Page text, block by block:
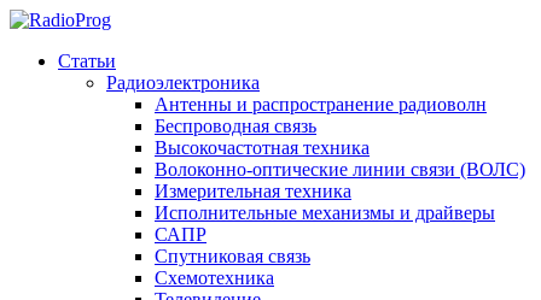
Статьи
Радиоэлектроника
Антенны и распространение радиоволн
Беспроводная связь
Высокочастотная техника
Волоконно-оптические линии связи (ВОЛС)
Измерительная техника
Исполнительные механизмы и драйверы
САПР
Спутниковая связь
Схемотехника